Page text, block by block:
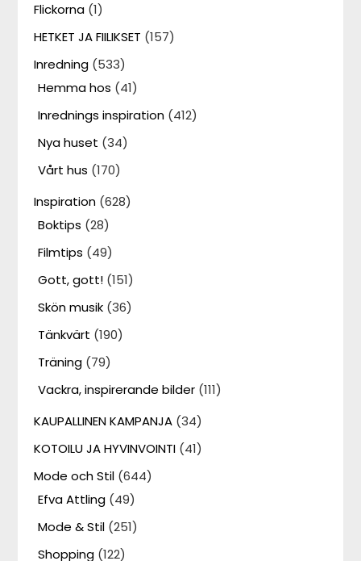
Flickorna (1)
HETKET JA FIILIKSET (157)
Inredning (533)
Hemma hos (41)
Inrednings inspiration (412)
Nya huset (34)
Vårt hus (170)
Inspiration (628)
Boktips (28)
Filmtips (49)
Gott, gott! (151)
Skön musik (36)
Tänkvärt (190)
Träning (79)
Vackra, inspirerande bilder (111)
KAUPALLINEN KAMPANJA (34)
KOTOILU JA HYVINVOINTI (41)
Mode och Stil (644)
Efva Attling (49)
Mode & Stil (251)
Shopping (122)